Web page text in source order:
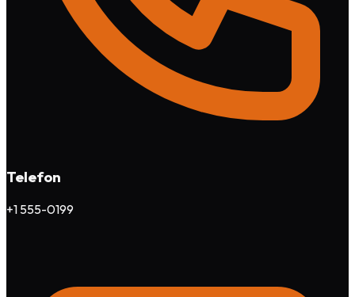
Telefon
+1 555-0199